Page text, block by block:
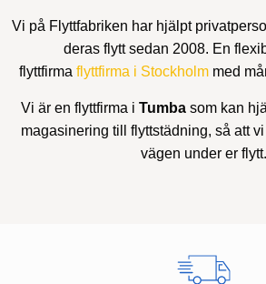
Vi på Flyttfabriken har hjälpt
deras flytt sedan 2008. En
flyttfirma flyttfirma i Stockholmmed
Vi är en flyttfirma i Tumba som kan
magasinering till flyttstädning, så att
vägen under er flytt.